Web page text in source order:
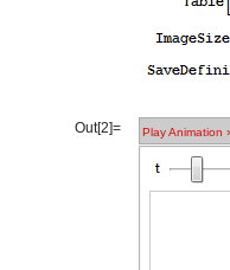
Out[2]= Play Animation